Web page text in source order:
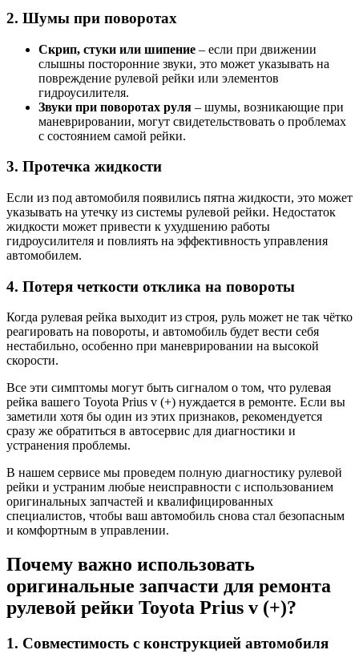
2. Шумы при поворотах
Скрип, стуки или шипение – если при движении
слышны посторонние звуки, это может указывать на
повреждение рулевой рейки или элементов
гидроусилителя.
Звуки при поворотах руля – шумы, возникающие при
маневрировании, могут свидетельствовать о проблемах
с состоянием самой рейки.
3. Протечка жидкости
Если из под автомобиля появились пятна жидкости, это может
указывать на утечку из системы рулевой рейки. Недостаток
жидкости может привести к ухудшению работы
гидроусилителя и повлиять на эффективность управления
автомобилем.
4. Потеря четкости отклика на повороты
Когда рулевая рейка выходит из строя, руль может не так чётко
реагировать на повороты, и автомобиль будет вести себя
нестабильно, особенно при маневрировании на высокой
скорости.
Все эти симптомы могут быть сигналом о том, что рулевая
рейка вашего Toyota Prius v (+) нуждается в ремонте. Если вы
заметили хотя бы один из этих признаков, рекомендуется
сразу же обратиться в автосервис для диагностики и
устранения проблемы.
В нашем сервисе мы проведем полную диагностику рулевой
рейки и устраним любые неисправности с использованием
оригинальных запчастей и квалифицированных
специалистов, чтобы ваш автомобиль снова стал безопасным
и комфортным в управлении.
Почему важно использовать
оригинальные запчасти для ремонта
рулевой рейки Toyota Prius v (+)?
1. Совместимость с конструкцией автомобиля